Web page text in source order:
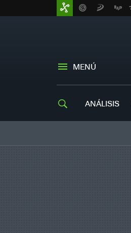
MENÚ
ANÁLISIS